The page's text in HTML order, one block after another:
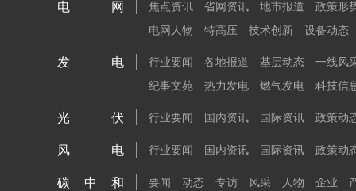
电网 焦点资讯 省网资讯 地市报道 政策形
电网人物
特高压 技术创新 设备动态
发电 行业要闻 各地报道 基层动态 一线风
纪事文苑
热力发电 燃气发电 科技信
光伏 行业要闻 国内资讯 国际资讯 政策动
风电 行业要闻 国内资讯 国际资讯 政策动
碳中和 要闻 动态 专访 风采 人物 企业